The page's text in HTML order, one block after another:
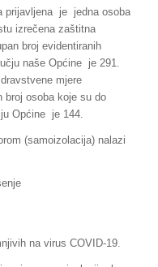
prijavljena je jedna osoba
izrečena zaštitna
broj evidentiranih
naše Općine je 291.
mjere
broj osoba koje su do
Općine je 144.
(samoizolacija) nalazi
na virus COVID-19.